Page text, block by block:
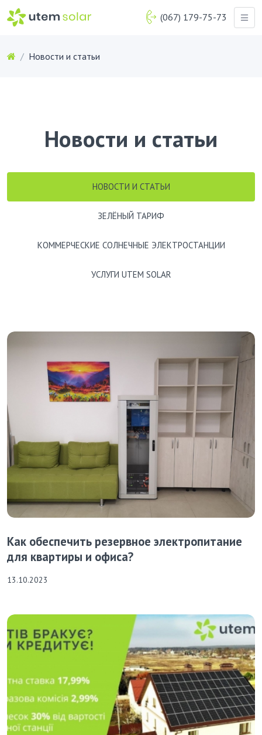
(067) 179-75-73
Новости и статьи
Новости и статьи
НОВОСТИ И СТАТЬИ
ЗЕЛЁНЫЙ ТАРИФ
КОММЕРЧЕСКИЕ СОЛНЕЧНЫЕ ЭЛЕКТРОСТАНЦИИ
УСЛУГИ UTEM SOLAR
Как обеспечить резервное электропитание
для квартиры и офиса?
13.10.2023